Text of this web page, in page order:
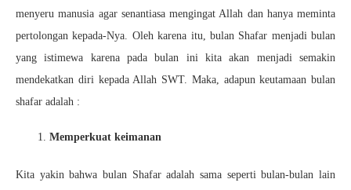
menyeru manusia agar senantiasa mengingat Allah dan hanya meminta
pertolongan kepada-Nya. Oleh karena itu, bulan Shafar menjadi bulan
yang istimewa karena pada bulan ini kita akan menjadi semakin
mendekatkan diri kepada Allah SWT. Maka, adapun keutamaan bulan
shafar adalah :
Memperkuat keimanan
Kita yakin bahwa bulan Shafar adalah sama seperti bulan-bulan lain